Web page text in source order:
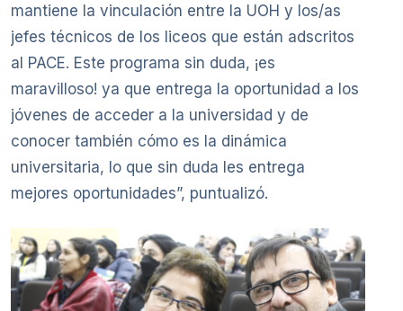
mantiene la vinculación entre la UOH y los/as
jefes técnicos de los liceos que están adscritos
al PACE. Este programa sin duda, ¡es
maravilloso! ya que entrega la oportunidad a los
jóvenes de acceder a la universidad y de
conocer también cómo es la dinámica
universitaria, lo que sin duda les entrega
mejores oportunidades”, puntualizó.